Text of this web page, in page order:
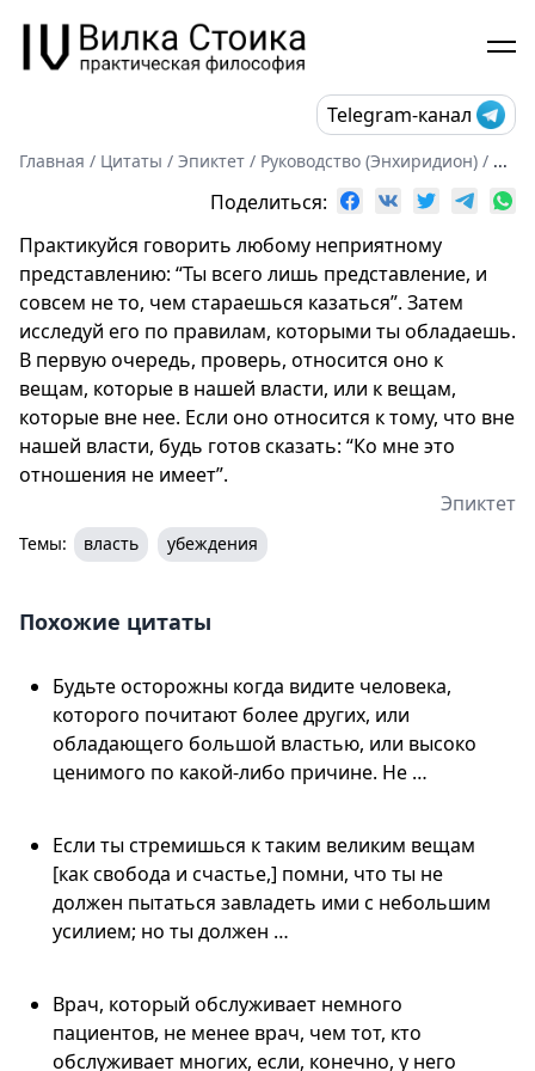
Telegram-канал
Главная / Цитаты / Эпиктет / Руководство (Энхиридион) / ...
Поделиться:
Практикуйся говорить любому неприятному
представлению: “Ты всего лишь представление, и
совсем не то, чем стараешься казаться”. Затем
исследуй его по правилам, которыми ты обладаешь.
В первую очередь, проверь, относится оно к
вещам, которые в нашей власти, или к вещам,
которые вне нее. Если оно относится к тому, что вне
нашей власти, будь готов сказать: “Ко мне это
отношения не имеет”.
Эпиктет
Темы: власть убеждения
Похожие цитаты
Будьте осторожны когда видите человека,
которого почитают более других, или
обладающего большой властью, или высоко
ценимого по какой-либо причине. Не …
Если ты стремишься к таким великим вещам
[как свобода и счастье,] помни, что ты не
должен пытаться завладеть ими с небольшим
усилием; но ты должен …
Врач, который обслуживает немного
пациентов, не менее врач, чем тот, кто
обслуживает многих, если, конечно, у него